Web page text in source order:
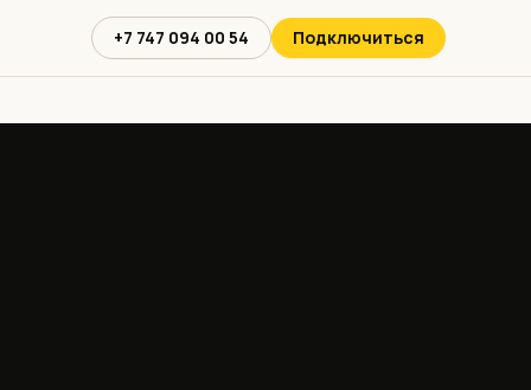
+7 747 094 00 54 Подключиться